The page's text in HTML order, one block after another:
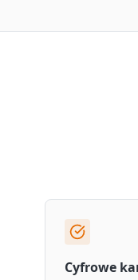
Cyfrowe